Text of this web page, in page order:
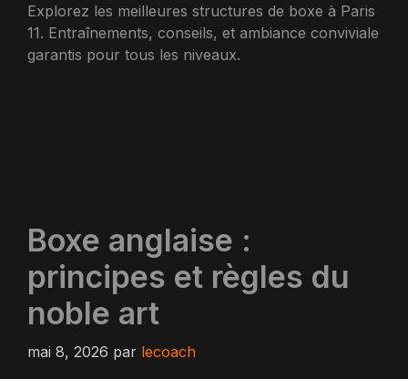
Explorez les meilleures structures de boxe à Paris
11. Entraînements, conseils, et ambiance conviviale
garantis pour tous les niveaux.
Boxe anglaise :
principes et règles du
noble art
mai 8, 2026 par lecoach